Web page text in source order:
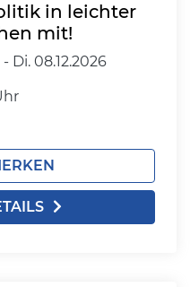
in leichter
mit!
- Di. 08.12.2026